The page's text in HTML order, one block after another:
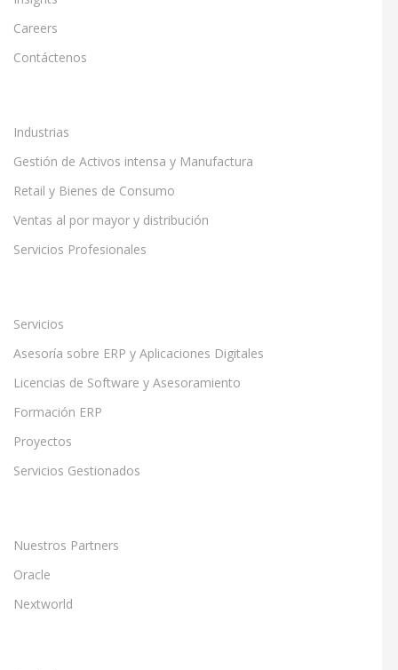
Careers
Contáctenos
Industrias
Gestión de Activos intensa y Manufactura
Retail y Bienes de Consumo
Ventas al por mayor y distribución
Servicios Profesionales
Servicios
Asesoría sobre ERP y Aplicaciones Digitales
Licencias de Software y Asesoramiento
Formación ERP
Proyectos
Servicios Gestionados
Nuestros Partners
Oracle
Nextworld